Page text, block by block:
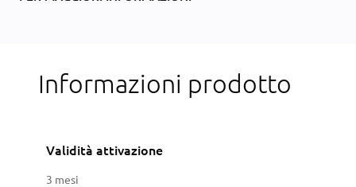
Informazioni prodotto
Validità attivazione
3 mesi